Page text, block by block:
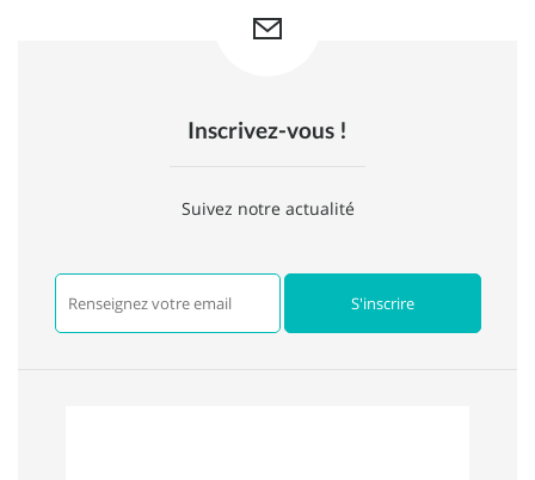
Inscrivez-vous !
Suivez notre actualité